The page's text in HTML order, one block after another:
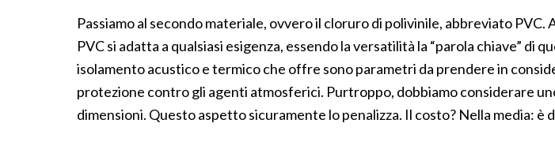
Passiamo al secondo materiale, ovvero il cloruro di polivinile, abbreviato
PVC si adatta a qualsiasi esigenza, essendo la versatilità la “parola chiave” di
isolamento acustico e termico che offre sono parametri da prendere in
protezione contro gli agenti atmosferici. Purtroppo, dobbiamo considerare
dimensioni. Questo aspetto sicuramente lo penalizza. Il costo? Nella media: è